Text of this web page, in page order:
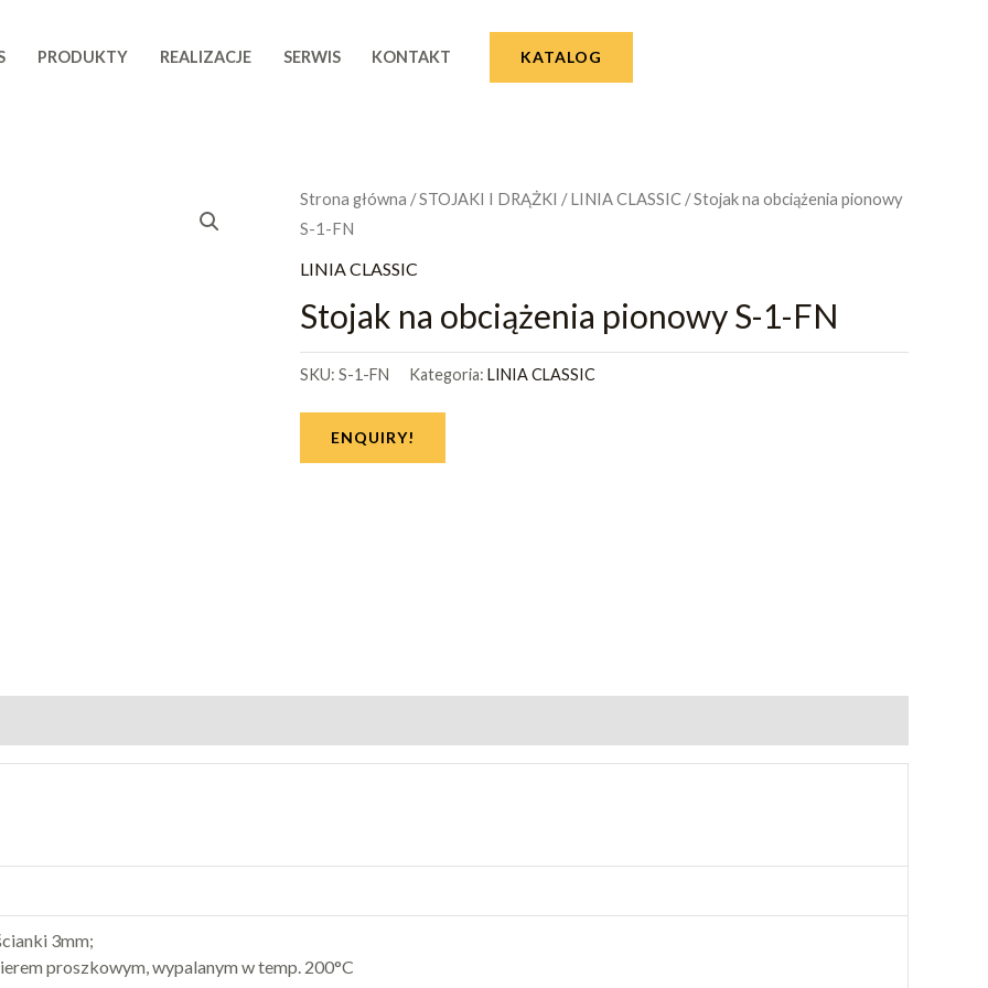
PRODUKTY REALIZACJE SERWIS KONTAKT KATALOG
Strona główna /STOJAKI I DRĄŻKI /LINIA CLASSIC / Stojak na obciążenia pionowy
S-1-FN
LINIA CLASSIC
Stojak na obciążenia pionowy S-1-FN
SKU: S-1-FN Kategoria: LINIA CLASSIC
ENQUIRY!
3mm;
proszkowym, wypalanym w temp. 200°C